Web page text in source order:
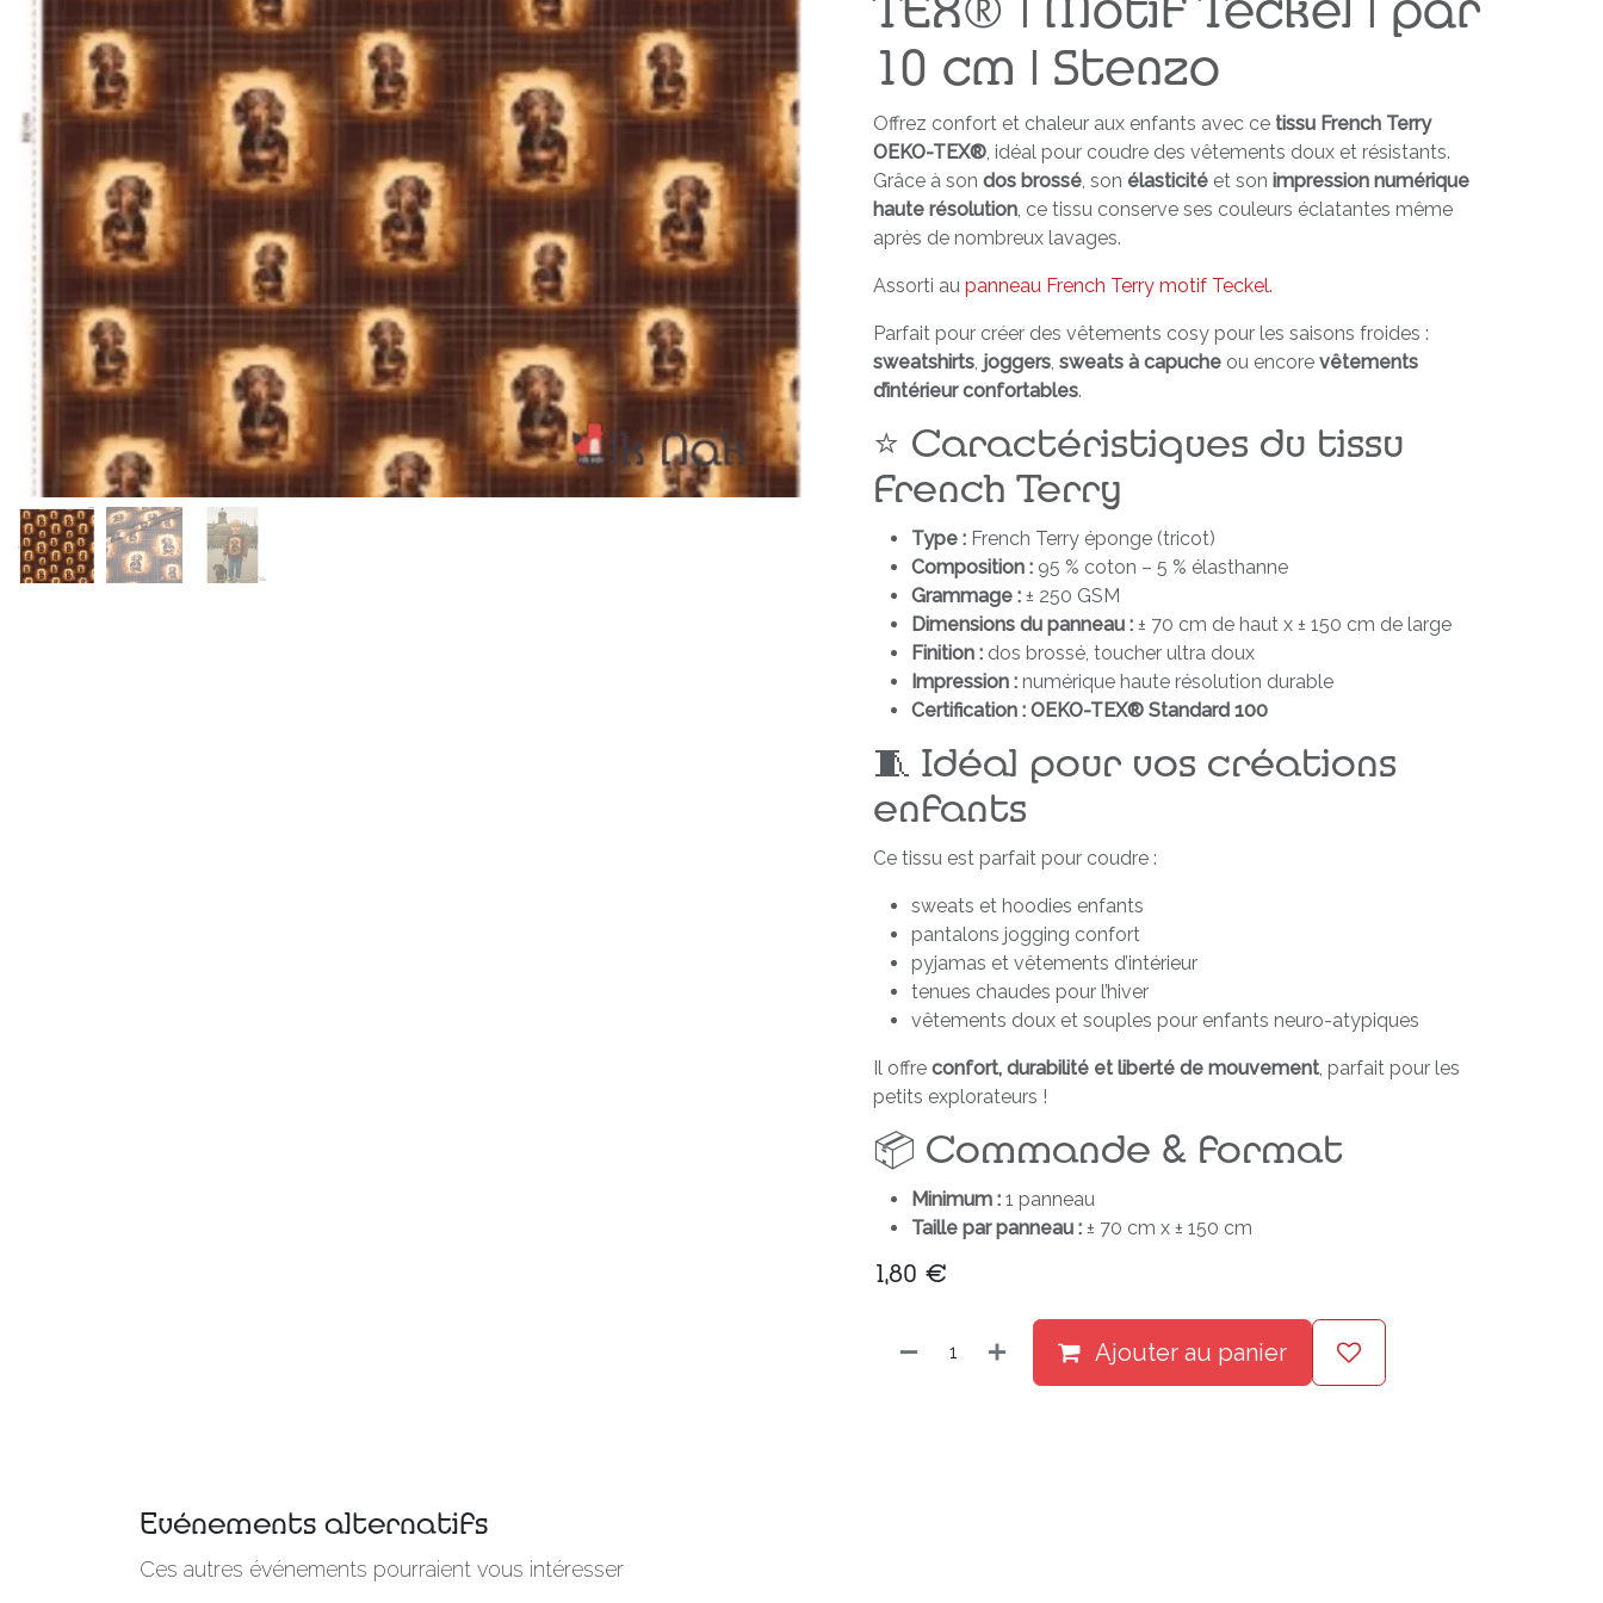
TEX® | Motif Teckel | par
10 cm | Stenzo
Offrez confort et chaleur aux enfants avec ce tissu French Terry
OEKO-TEX®, idéal pour coudre des vêtements doux et résistants.
Grâce à son dos brossé, son élasticité et son impression numérique
haute résolution, ce tissu conserve ses couleurs éclatantes même
après de nombreux lavages.
Assorti au panneau French Terry motif Teckel.
Parfait pour créer des vêtements cosy pour les saisons froides :
sweatshirts, joggers, sweats à capuche ou encore vêtements
d’intérieur confortables.
⭐ Caractéristiques du tissu
French Terry
Type : French Terry éponge (tricot)
Composition : 95 % coton – 5 % élasthanne
Grammage : ± 250 GSM
Dimensions du panneau : ± 70 cm de haut x ± 150 cm de large
Finition : dos brossé, toucher ultra doux
Impression : numérique haute résolution durable
Certification : OEKO-TEX® Standard 100
🧵 Idéal pour vos créations
enfants
Ce tissu est parfait pour coudre :
sweats et hoodies enfants
pantalons jogging confort
pyjamas et vêtements d’intérieur
tenues chaudes pour l’hiver
vêtements doux et souples pour enfants neuro-atypiques
Il offre confort, durabilité et liberté de mouvement, parfait pour les
petits explorateurs !
📦 Commande & format
Minimum : 1 panneau
Taille par panneau : ± 70 cm x ± 150 cm
1,80 €
Ajouter au panier
Evénements alternatifs
Ces autres événements pourraient vous intéresser